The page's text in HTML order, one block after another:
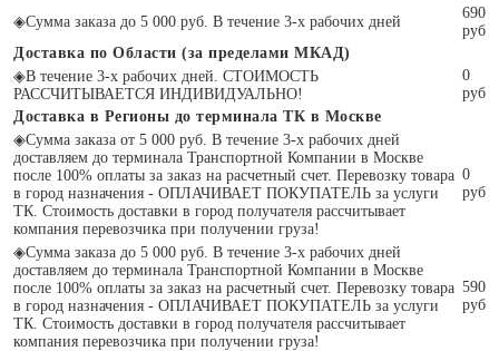
◈Сумма заказа до 5 000 руб. В течение 3-х рабочих дней
690
руб
Доставка по Области (за пределами МКАД)
◈В течение 3-х рабочих дней. СТОИМОСТЬ
РАССЧИТЫВАЕТСЯ ИНДИВИДУАЛЬНО!
0
руб
Доставка в Регионы до терминала ТК в Москве
◈Сумма заказа от 5 000 руб. В течение 3-х рабочих дней
доставляем до терминала Транспортной Компании в Москве
после 100% оплаты за заказ на расчетный счет. Перевозку товара
в город назначения - ОПЛАЧИВАЕТ ПОКУПАТЕЛЬ за услуги
ТК. Стоимость доставки в город получателя рассчитывает
компания перевозчика при получении груза!
0
руб
◈Сумма заказа до 5 000 руб. В течение 3-х рабочих дней
доставляем до терминала Транспортной Компании в Москве
после 100% оплаты за заказ на расчетный счет. Перевозку товара
в город назначения - ОПЛАЧИВАЕТ ПОКУПАТЕЛЬ за услуги
ТК. Стоимость доставки в город получателя рассчитывает
компания перевозчика при получении груза!
590
руб